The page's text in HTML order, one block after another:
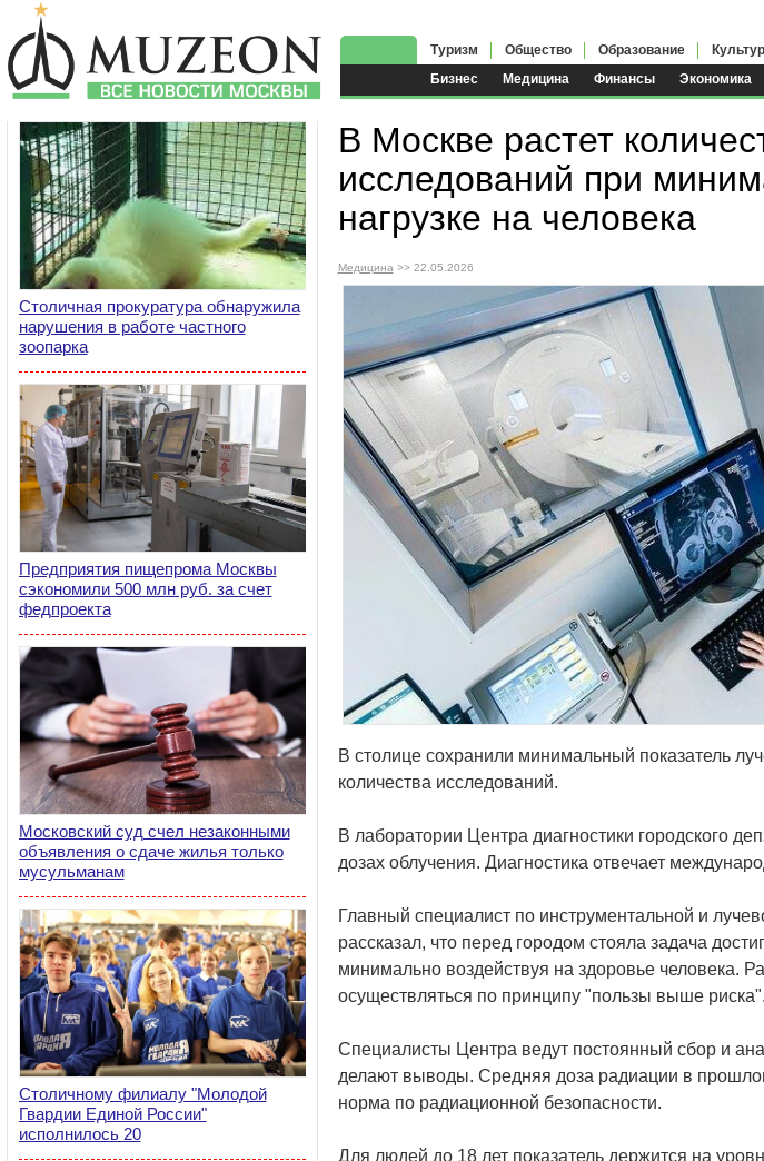
Бизнес Медицина Финансы Экономика
Туризм Общество Образование
Столичная прокуратура обнаружила
нарушения в работе частного
зоопарка
Предприятия пищепрома Москвы
сэкономили 500 млн руб. за счет
федпроекта
Московский суд счел незаконными
объявления о сдаче жилья только
мусульманам
Столичному филиалу "Молодой
Гвардии Единой России"
исполнилось 20
В Москве растет
исследований при
нагрузке на человека
Медицина >> 22.05.2026
В столице сохранили минимальный показатель
количества исследований.
В лаборатории Центра диагностики городского
дозах облучения. Диагностика отвечает
Главный специалист по инструментальной и
рассказал, что перед городом стояла задача
минимально воздействуя на здоровье человека.
осуществляться по принципу "пользы выше риска".
Специалисты Центра ведут постоянный сбор и
делают выводы. Средняя доза радиации в
норма по радиационной безопасности.
Для людей до 18 лет показатель держится на